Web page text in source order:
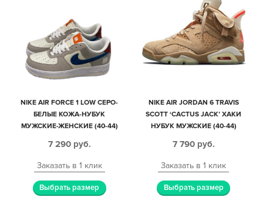
NIKE AIR FORCE 1 LOW СЕРО-
БЕЛЫЕ КОЖА-НУБУК
МУЖСКИЕ-ЖЕНСКИЕ (40-44)
7 290 руб.
Заказать в 1 клик
Выбрать размер
NIKE AIR JORDAN 6 TRAVIS
SCOTT ‘CACTUS JACK’ ХАКИ
НУБУК МУЖСКИЕ (40-44)
7 790 руб.
Заказать в 1 клик
Выбрать размер